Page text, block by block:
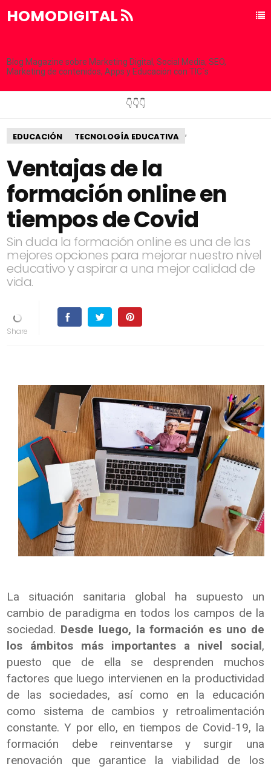
HOMODIGITAL
Blog Magazine sobre Marketing Digital, Social Media, SEO,
Marketing de contenidos, Apps y Educación con TIC´s
👇👇👇
EDUCACIÓN ,
TECNOLOGÍA EDUCATIVA
Ventajas de la
formación online en
tiempos de Covid
Sin duda la formación online es una de las
mejores opciones para mejorar nuestro nivel
educativo y aspirar a una mejor calidad de
vida.
La situación sanitaria global ha supuesto un
cambio de paradigma en todos los campos de la
sociedad. Desde luego, la formación es uno de
los ámbitos más importantes a nivel social,
puesto que de ella se desprenden muchos
factores que luego intervienen en la productividad
de las sociedades, así como en la educación
como sistema de cambios y retroalimentación
constante. Y por ello, en tiempos de Covid-19, la
formación debe reinventarse y surgir una
renovación que garantice la viabilidad de los